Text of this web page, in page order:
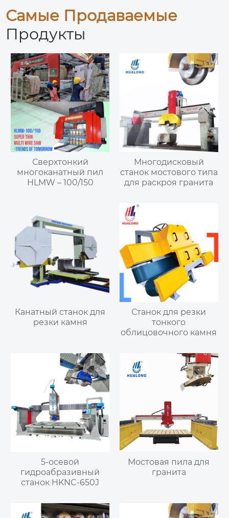
Самые Продаваемые
Продукты
Сверхтонкий
многоканатный пил
HLMW – 100/150
Многодисковый
станок мостового типа
для раскроя гранита
Канатный станок для
резки камня
Станок для резки
тонкого
облицовочного камня
5-осевой
гидроабразивный
станок HKNC-650J
Мостовая пила для
гранита